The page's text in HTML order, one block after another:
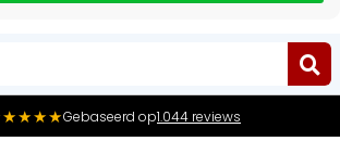
Gebaseerd op1.044 reviews